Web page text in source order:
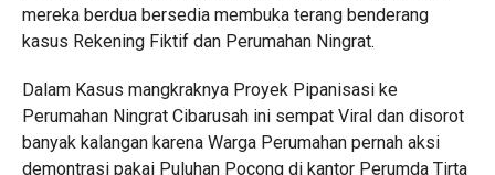
mereka berdua bersedia membuka terang benderang
kasus Rekening Fiktif dan Perumahan Ningrat.
Dalam Kasus mangkraknya Proyek Pipanisasi ke
Perumahan Ningrat Cibarusah ini sempat Viral dan disorot
banyak kalangan karena Warga Perumahan pernah aksi
demontrasi pakai Puluhan Pocong di kantor Perumda Tirta